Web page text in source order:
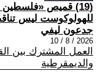
(19) قميص
للهولوكوست ليس
جدعون ليفي
2026 / 8 / 10
العمل المشترك بين
والديمقرطية